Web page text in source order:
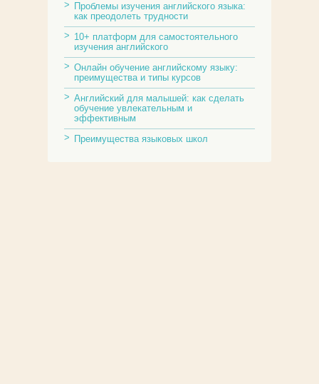
Проблемы изучения английского языка:
как преодолеть трудности
10+ платформ для самостоятельного
изучения английского
Онлайн обучение английскому языку:
преимущества и типы курсов
Английский для малышей: как сделать
обучение увлекательным и
эффективным
Преимущества языковых школ